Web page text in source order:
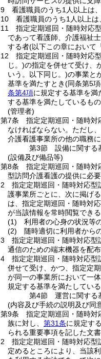
9
看護職員のうち1人以上は
10
看護職員のうち1人以上
11
指定定期巡回・随時対応
であって看護師、介護福祉
する者(以下この章において
12
指定定期巡回・随時対応
じ。)の指定を併せて受け、
いう。以下同じ。)の事業と
基準を満たすとき(同条第5
条第4項に規定する基準を満
する基準を満たしているも
(管理者)
第7条
指定定期巡回・随時対
なければならない。 ただし
介護看護事業所の他の職務
第3節
設備に関する
(設備及び備品等)
第8条
指定定期巡回・随時対
型訪問介護看護の提供に必
2
指定定期巡回・随時対応
護事業所ごとに、次に掲げ
は、指定定期巡回・随時対
が当該情報を常時閲覧でき
(1)
利用者の心身の状況等
(2)
随時適切に利用者から
3
指定定期巡回・随時対応型
通信のための端末機器を配
4
指定定期巡回・随時対応
併せて受け、かつ、指定定
が同一の事業所において一
規定する基準を満たしてい
第4節
運営に関する
(内容及び手続の説明及び同
第9条
指定定期巡回・随時対
族に対し、 第31条に規定す
られる重要事項を記した文
2
指定定期巡回・随時対応型
定めるところにより、当該